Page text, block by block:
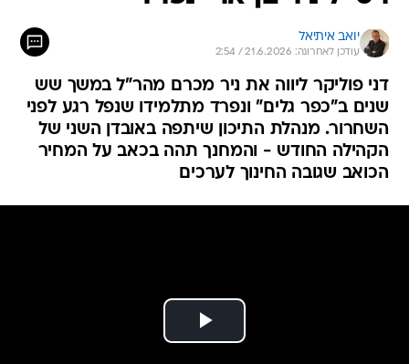
יואב איתיאל
עודכן לאחרונה: 21.6.2026 / 2:54
דני פוליקר ליווה את ניר מכרם מהר"ל במשך שש
שנים ב"כפר גלים" ונפרד מתלמידו שנפל רגע לפני
השחרור. מנהלת התיכון שיתפה באובדן השני של
הקהילה החודש - והמחנך תהה בכאב על המחיר
הכואב שגובה החינוך לערכים